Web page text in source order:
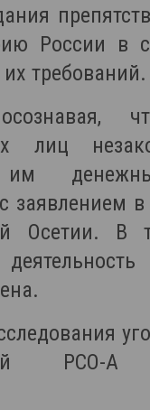
России в
требований.
лиц
им
заявлением
Осетии. В
РСО-А